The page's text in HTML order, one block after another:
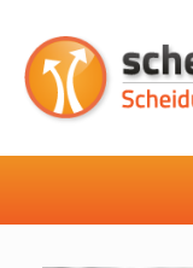
springen